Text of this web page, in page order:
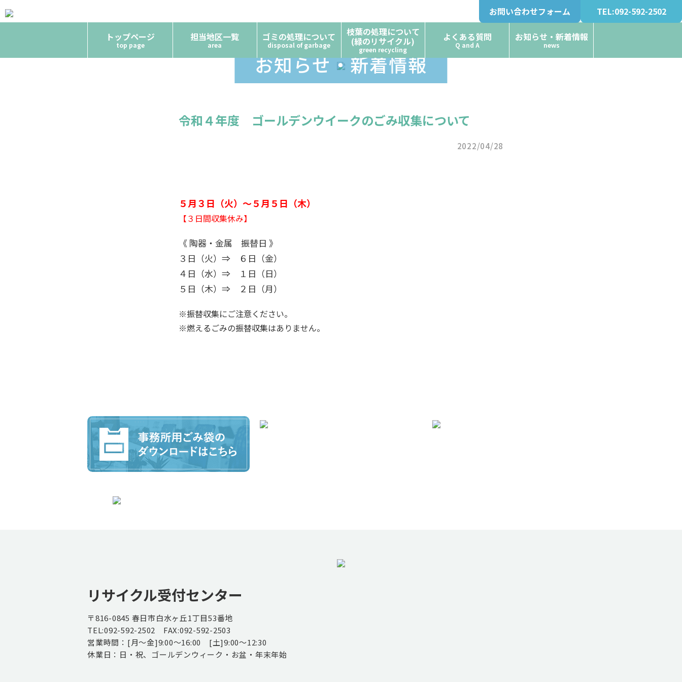
お問い合わせフォーム TEL:092-592-2502
トップページ
top page
担当地区一覧
area
ゴミの処理について
disposal of garbage
枝葉の処理について
(緑のリサイクル)
green recycling
よくある質問
Q and A
お知らせ・新着情報
news
お知らせ・新着情報
令和４年度 ゴールデンウイークのごみ収集について
2022/04/28
５月３日（火）～５月５日（木）
【３日間収集休み】
《 陶器・金属 振替日 》
３日（火）⇒ ６日（金）
４日（水）⇒ １日（日）
５日（木）⇒ ２日（月）
※振替収集にご注意ください。
※燃えるごみの振替収集はありません。
リサイクル受付センター
〒816-0845 春日市白水ヶ丘1丁目53番地
TEL:092-592-2502 FAX:092-592-2503
営業時間：[月～金]9:00～16:00 [土]9:00～12:30
休業日：日・祝、ゴールデンウィーク・お盆・年末年始